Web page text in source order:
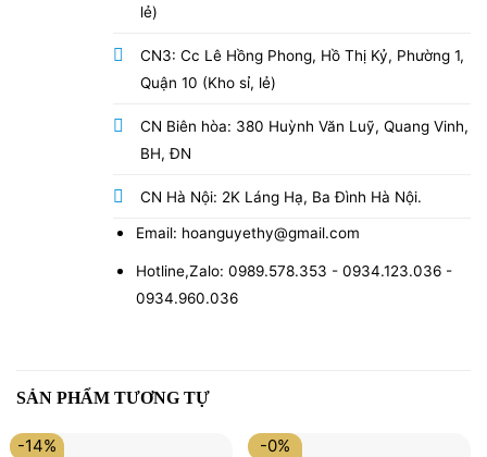
lẻ)
CN3: Cc Lê Hồng Phong, Hồ Thị Kỷ, Phường 1,
Quận 10 (Kho sỉ, lẻ)
CN Biên hòa: 380 Huỳnh Văn Luỹ, Quang Vinh,
BH, ĐN
CN Hà Nội: 2K Láng Hạ, Ba Đình Hà Nội.
Email: hoanguyethy@gmail.com
Hotline,Zalo: 0989.578.353 - 0934.123.036 -
0934.960.036
SẢN PHẨM TƯƠNG TỰ
-14% -0%